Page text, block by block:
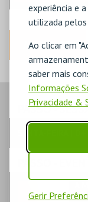
experiência e
utilizada
Ao clicar em
saber mais
Informações
Privacidade &
Gerir
ANTERIOR
PASSO-
SEXTA-FEIRA |
-